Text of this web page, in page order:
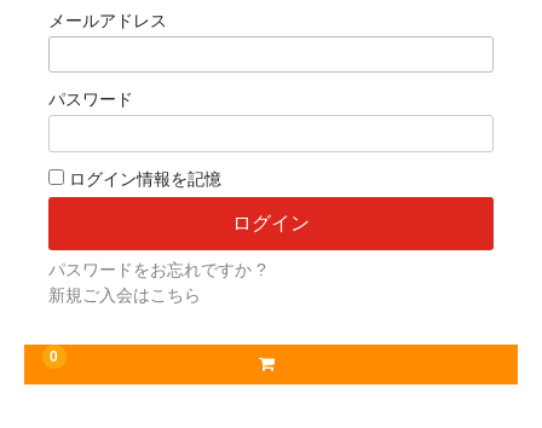
メールアドレス
パスワード
ログイン情報を記憶
パスワードをお忘れですか ?
新規ご入会はこちら
0